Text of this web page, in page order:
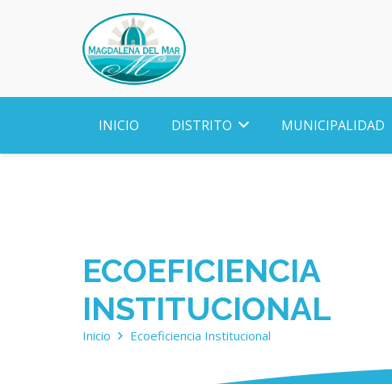
INICIO DISTRITO MUNICIPALIDAD
ECOEFICIENCIA
INSTITUCIONAL
Inicio Ecoeficiencia Institucional